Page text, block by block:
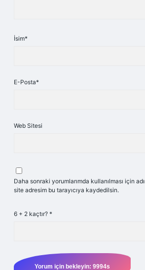
İsim*
E-Posta*
Web Sitesi
Daha sonraki yorumlarımda kullanılması için
site adresim bu tarayıcıya kaydedilsin.
6 + 2 kaçtır? *